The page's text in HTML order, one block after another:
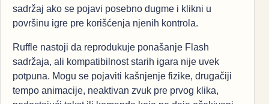
sadržaj ako se pojavi posebno dugme i klikni u
površinu igre pre korišćenja njenih kontrola.
Ruffle nastoji da reprodukuje ponašanje Flash
sadržaja, ali kompatibilnost starih igara nije uvek
potpuna. Mogu se pojaviti kašnjenje fizike, drugačiji
tempo animacije, neaktivan zvuk pre prvog klika,